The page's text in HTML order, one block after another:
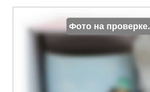
Фото на проверке.